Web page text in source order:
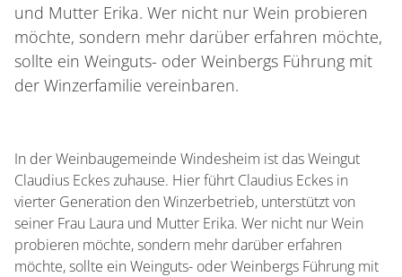
und Mutter Erika. Wer nicht nur Wein probieren
möchte, sondern mehr darüber erfahren möchte,
sollte ein Weinguts- oder Weinbergs Führung mit
der Winzerfamilie vereinbaren.
In der Weinbaugemeinde Windesheim ist das Weingut
Claudius Eckes zuhause. Hier führt Claudius Eckes in
vierter Generation den Winzerbetrieb, unterstützt von
seiner Frau Laura und Mutter Erika. Wer nicht nur Wein
probieren möchte, sondern mehr darüber erfahren
möchte, sollte ein Weinguts- oder Weinbergs Führung mit